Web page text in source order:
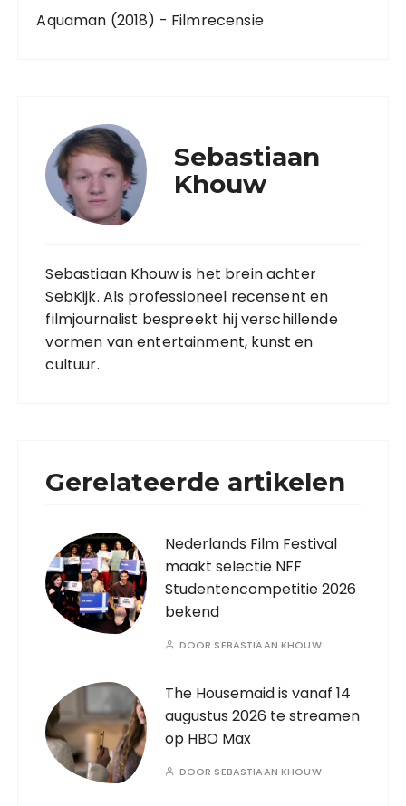
Aquaman (2018) - Filmrecensie
Sebastiaan
Khouw
Sebastiaan Khouw is het brein achter
SebKijk. Als professioneel recensent en
filmjournalist bespreekt hij verschillende
vormen van entertainment, kunst en
cultuur.
Gerelateerde artikelen
Nederlands Film Festival
maakt selectie NFF
Studentencompetitie 2026
bekend
DOOR SEBASTIAAN KHOUW
The Housemaid is vanaf 14
augustus 2026 te streamen
op HBO Max
DOOR SEBASTIAAN KHOUW